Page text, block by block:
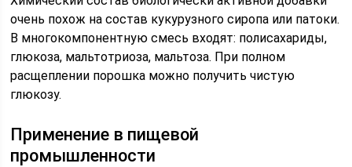
очень похож на состав кукурузного сиропа или патоки.
В многокомпонентную смесь входят: полисахариды,
глюкоза, мальтотриоза, мальтоза. При полном
расщеплении порошка можно получить чистую
глюкозу.
Применение в пищевой
промышленности